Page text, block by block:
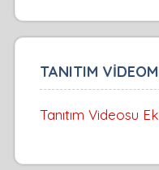
TANITIM
Tanıtım Videosu